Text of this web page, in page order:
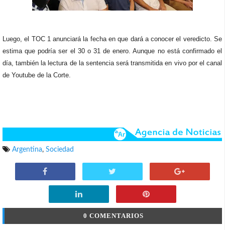
Luego, el TOC 1 anunciará la fecha en que dará a conocer el veredicto. Se
estima que podría ser el 30 o 31 de enero. Aunque no está confirmado el
día, también la lectura de la sentencia será transmitida en vivo por el canal
de Youtube de la Corte.
Argentina, Sociedad
0 COMENTARIOS